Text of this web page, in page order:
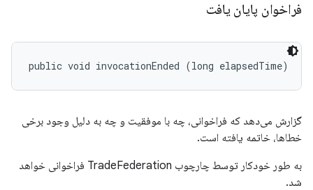
فراخوان پایان یافت
public void invocationEnded (long elapsedTime)
گزارش می‌دهد که فراخوانی، چه با موفقیت و چه به دلیل وجود برخی
خطاها، خاتمه یافته است.
به طور خودکار توسط چارچوب TradeFederation فراخوانی خواهد
شد.